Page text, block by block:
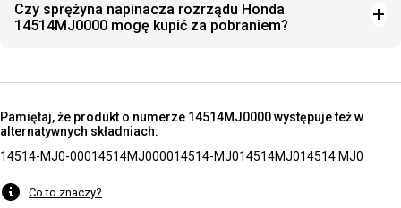
Czy sprężyna napinacza rozrządu Honda
14514MJ0000 mogę kupić za pobraniem?
Pamiętaj, że produkt o numerze 14514MJ0000 występuje też w
alternatywnych składniach:
14514-MJ0-00014514MJ000014514-MJ014514MJ014514 MJ0
Co to znaczy?